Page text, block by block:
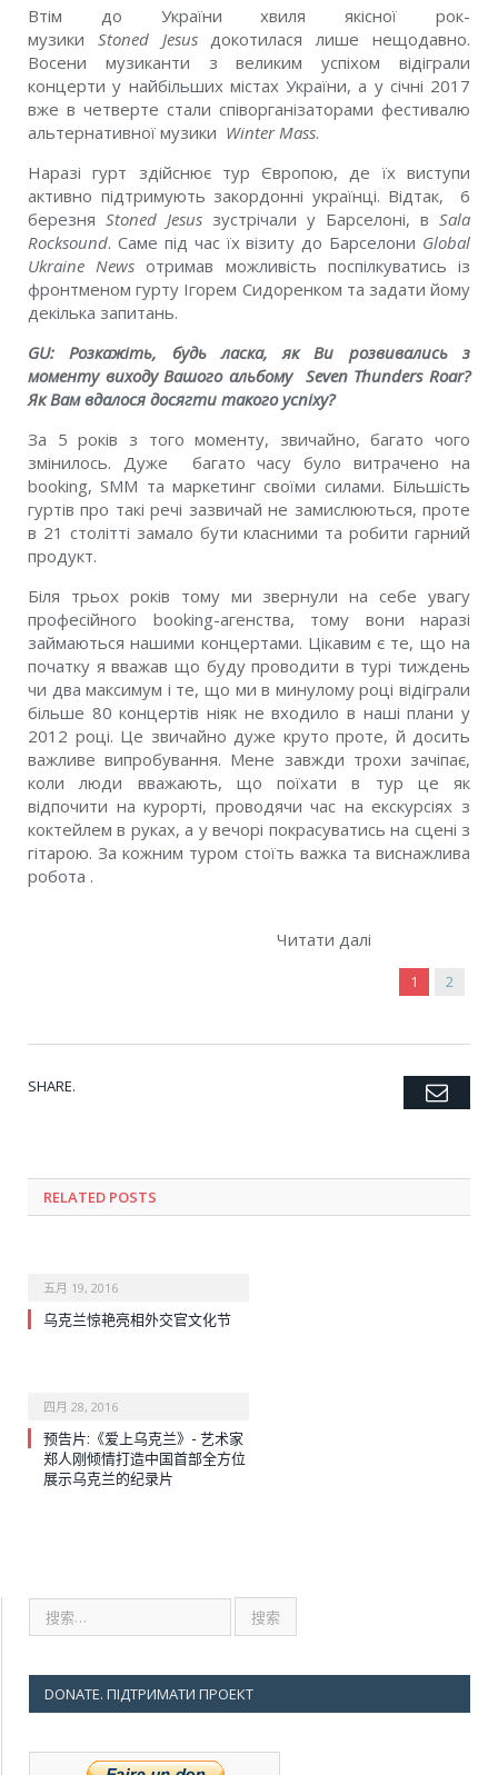
Втім до України хвиля якісної рок-
музики Stoned Jesusдокотилася лише нещодавно.
Восени музиканти з великим успіхом відіграли
концерти у найбільших містах України, а у січні 2017
вже в четверте стали співорганізаторами фестивалю
альтернативної музики Winter Mass.
Наразі гурт здійснює тур Європою, де їх виступи
активно підтримують закордонні українці. Відтак, 6
березня Stoned Jesus зустрічали у Барселоні, в Sala
Rocksound. Саме під час їх візиту до Барселони Global
Ukraine News отримав можливість поспілкуватись із
фронтменом гурту Ігорем Сидоренком та задати йому
декілька запитань.
GU: Розкажіть, будь ласка, як Ви розвивались з
моменту виходу Вашого альбому Seven Thunders Roar?
Як Вам вдалося досягти такого успіху?
За 5 років з того моменту, звичайно, багато чого
змінилось. Дуже багато часу було витрачено на
booking, SMM та маркетинг своїми силами. Більшість
гуртів про такі речі зазвичай не замислюються, проте
в 21 столітті замало бути класними та робити гарний
продукт.
Біля трьох років тому ми звернули на себе увагу
професійного booking-агенства, тому вони наразі
займаються нашими концертами. Цікавим є те, що на
початку я вважав що буду проводити в турі тиждень
чи два максимум і те, що ми в минулому році відіграли
більше 80 концертів ніяк не входило в наші плани у
2012 році. Це звичайно дуже круто проте, й досить
важливе випробування. Мене завжди трохи зачіпає,
коли люди вважають, що поїхати в тур це як
відпочити на курорті, проводячи час на екскурсіях з
коктейлем в руках, а у вечорі покрасуватись на сцені з
гітарою. За кожним туром стоїть важка та виснажлива
робота .
Читати далі
1 2
SHARE. Twitter
Facebook
Google+
Pinterest
LinkedIn
Tumblr
RELATED POSTS
五月 19, 2016
乌克兰惊艳亮相外交官文化节
四月 28, 2016
预告片:《爱上乌克兰》- 艺术家
郑人刚倾情打造中国首部全方位
展示乌克兰的纪录片
DONATE. ПІДТРИМАТИ ПРОЕКТ